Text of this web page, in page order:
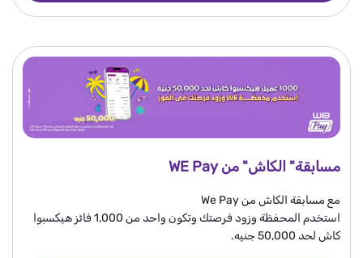
مسابقة" الكاش" من WE Pay
مع مسابقة الكاش من We Pay
استخدم المحفظة وزود فرصتك وتكون واحد من 1,000 فائز هيكسبوا
كاش لحد 50,000 جنيه.